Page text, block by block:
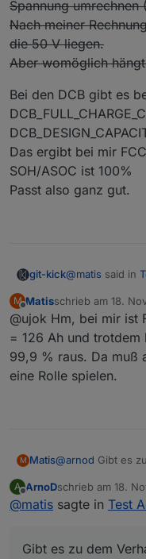
Spannung umrechnen
Nach meiner
die 50 V liegen.
Aber womöglich
Bei den DCB gibt es
Das ergibt bei mir
SOH/ASOC ist 100%
Passt also ganz gut.
git-kick@matis said in
Und SOH ist
Die
ist die rated
Kennst du die
weil die
aber die FCC
Nach meiner
Bei den DCB
M
Offline
Matisschrieb am 18.
zuletzt editiert von
@ujok Hm, bei mir ist
= 126 Ah und
99,9 % raus. Da muß
eine Rolle spielen.
M Matis@arnod Gibt es
Ich hab das nicht
nachvollziehen zu
A
Offline
ArnoDschrieb am 18.
zuletzt editiert
@matis sagte in Test
Gibt es zu dem